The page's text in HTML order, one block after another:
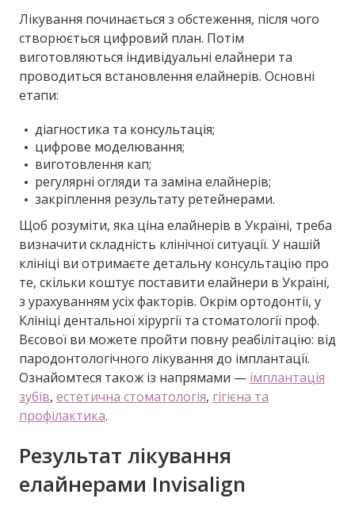
Лікування починається з обстеження, після чого
створюється цифровий план. Потім
виготовляються індивідуальні елайнери та
проводиться встановлення елайнерів. Основні
етапи:
діагностика та консультація;
цифрове моделювання;
виготовлення кап;
регулярні огляди та заміна елайнерів;
закріплення результату ретейнерами.
Щоб розуміти, яка ціна елайнерів в Україні, треба
визначити складність клінічної ситуації. У нашій
клініці ви отримаєте детальну консультацію про
те, скільки коштує поставити елайнери в Україні,
з урахуванням усіх факторів. Окрім ортодонтії, у
Клініці дентальної хірургії та стоматології проф.
Вєсової ви можете пройти повну реабілітацію: від
пародонтологічного лікування до імплантації.
Ознайомтеся також із напрямами — імплантація
зубів, естетична стоматологія, гігієна та
профілактика.
Результат лікування
елайнерами Invisalign